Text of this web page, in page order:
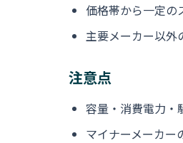
価格帯から一定の
主要メーカー以外
注意点
容量・消費電力・
マイナーメーカー